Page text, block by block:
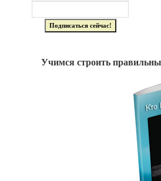
Учимся строить